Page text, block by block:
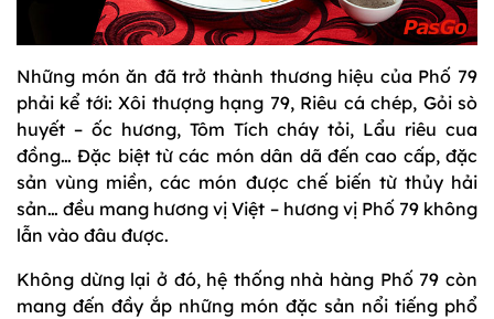
Những món ăn đã trở thành thương hiệu của Phố 79
phải kể tới: Xôi thượng hạng 79, Riêu cá chép, Gỏi sò
huyết – ốc hương, Tôm Tích cháy tỏi, Lẩu riêu cua
đồng… Đặc biệt từ các món dân dã đến cao cấp, đặc
sản vùng miền, các món được chế biến từ thủy hải
sản… đều mang hương vị Việt – hương vị Phố 79 không
lẫn vào đâu được.
Không dừng lại ở đó, hệ thống nhà hàng Phố 79 còn
mang đến đầy ắp những món đặc sản nổi tiếng phổ